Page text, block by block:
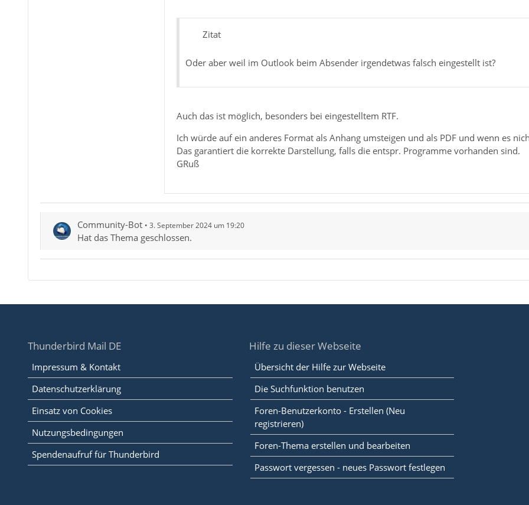
Zitat
Oder aber weil im Outlook beim Absender irgendetwas falsch eingestellt ist?
Auch das ist möglich, besonders bei eingestelltem RTF.
Ich würde auf ein anderes Format als Anhang umsteigen und als PDF und wenn es
Das garantiert die korrekte Darstellung, falls die entspr. Programme vorhanden sind.
GRuß
Community-Bot 3. September 2024 um 19:20
Hat das Thema geschlossen.
Thunderbird Mail DE
Impressum & Kontakt
Datenschutzerklärung
Einsatz von Cookies
Nutzungsbedingungen
Spendenaufruf für Thunderbird
Hilfe zu dieser Webseite
Übersicht der Hilfe zur Webseite
Die Suchfunktion benutzen
Foren-Benutzerkonto - Erstellen (Neu
registrieren)
Foren-Thema erstellen und bearbeiten
Passwort vergessen - neues Passwort festlegen